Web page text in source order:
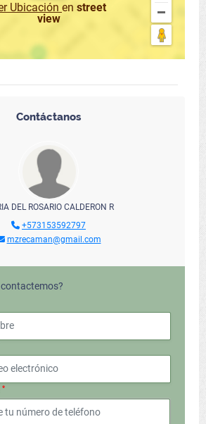
Ubicación en street
view
Contáctanos
DEL ROSARIO CALDERON R
+573153592797
mzrecaman@gmail.com
*